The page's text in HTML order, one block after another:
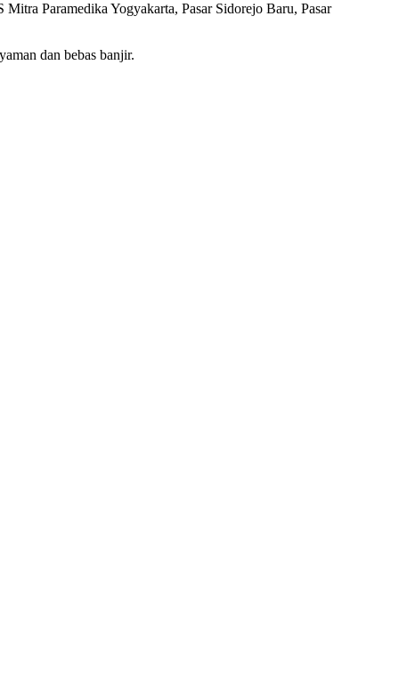
Paramedika Yogyakarta, Pasar Sidorejo Baru, Pasar
dan bebas banjir.